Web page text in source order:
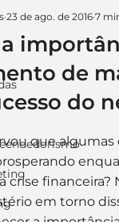
de
do
23 de ago. de 2016 7
NaN de 5 estrelas.
que algumas
crise financeira?
em torno